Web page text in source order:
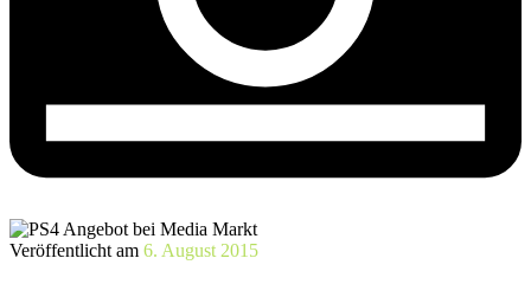
Veröffentlicht am 6. August 2015